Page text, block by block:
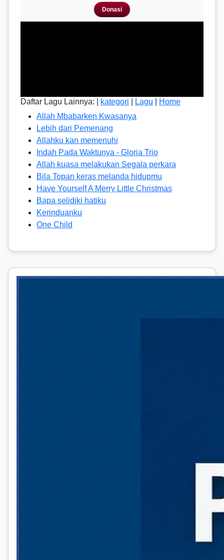
Donasi
Daftar Lagu Lainnya: | kategori Lagu
Home
Allah Mbabarken Kwasanya
Lebih dari Pemenang
Allahku kan memenuhi
Indah Pada Waktunya - Gloria Trio
Allah kuasa melakukan Segala perkara
Bila Topan keras melanda hidupmu
Have Yourself A Merry Little Christmas
Bapa selidiki hatiku
Kerinduanku
One Child